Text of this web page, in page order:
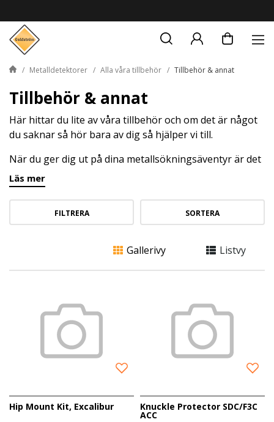
Metalldetektorer Alla våra tillbehör Tillbehör & annat
Tillbehör & annat
Här hittar du lite av våra tillbehör och om det är något
du saknar så hör bara av dig så hjälper vi till.
När du ger dig ut på dina metallsökningsäventyr är det
ofta de små detaljerna som kan göra stor skillnad. Vårt
utbud av tillbehör för metallsökning är framtaget för
att optimera din utrustning och ge dig det som behövs
för att lyckas i fält.
Läs mer
FILTRERA SORTERA
Gallerivy Listvy
Hip Mount Kit, Excalibur Knuckle Protector SDC/F3C
ACC